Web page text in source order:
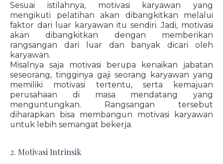
Sesuai istilahnya, motivasi karyawan yang
mengikuti pelatihan akan dibangkitkan melalui
faktor dari luar karyawan itu sendiri. Jadi, motivasi
akan dibangkitkan dengan memberikan
rangsangan dari luar dan banyak dicari oleh
karyawan.
Misalnya saja motivasi berupa kenaikan jabatan
seseorang, tingginya gaji seorang karyawan yang
memiliki motivasi tertentu, serta kemajuan
perusahaan di masa mendatang yang
menguntungkan. Rangsangan tersebut
diharapkan bisa membangun motivasi karyawan
untuk lebih semangat bekerja.
2. Motivasi Intrinsik